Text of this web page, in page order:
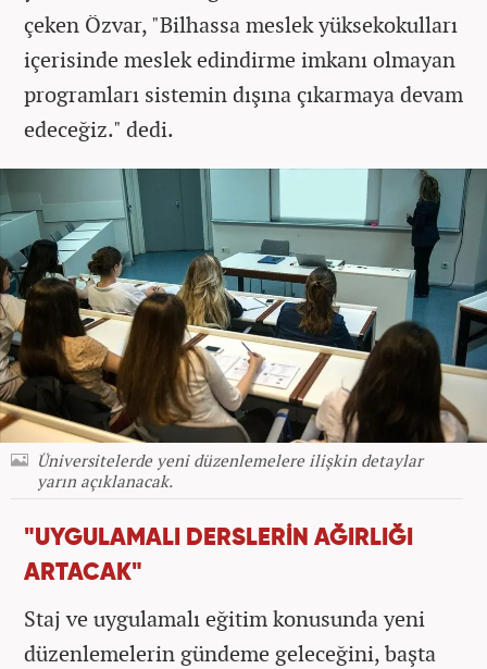
çeken Özvar, "Bilhassa meslek yüksekokulları
içerisinde meslek edindirme imkanı olmayan
programları sistemin dışına çıkarmaya devam
edeceğiz." dedi.
Üniversitelerde yeni düzenlemelere ilişkin detaylar
yarın açıklanacak.
"UYGULAMALI DERSLERİN AĞIRLIĞI
ARTACAK"
Staj ve uygulamalı eğitim konusunda yeni
düzenlemelerin gündeme geleceğini, başta